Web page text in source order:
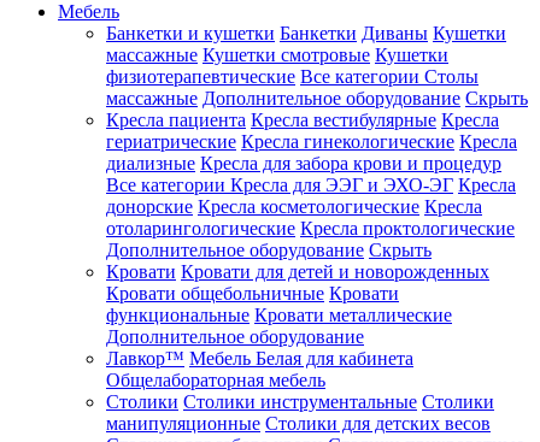
Мебель
Банкетки и кушетки Банкетки Диваны Кушетки
массажные Кушетки смотровые Кушетки
физиотерапевтические Все категории Столы
массажные Дополнительное оборудование Скрыть
Кресла пациента Кресла вестибулярные Кресла
гериатрические Кресла гинекологические Кресла
диализные Кресла для забора крови и процедур
Все категории Кресла для ЭЭГ и ЭХО-ЭГ Кресла
донорские Кресла косметологические Кресла
отоларингологические Кресла проктологические
Дополнительное оборудование Скрыть
Кровати Кровати для детей и новорожденных
Кровати общебольничные Кровати
функциональные Кровати металлические
Дополнительное оборудование
Лавкор™ Мебель Белая для кабинета
Общелабораторная мебель
Столики Столики инструментальные Столики
манипуляционные Столики для детских весов